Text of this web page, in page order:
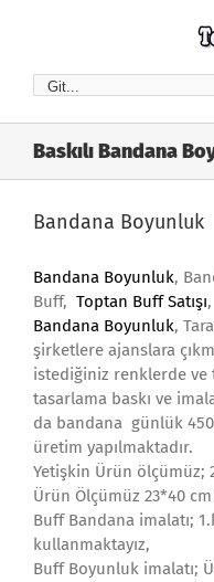
Git...
Baskılı Bandana
Bandana Boyunluk
Bandana Boyunluk,
Buff, Toptan Buff Satışı,
Bandana Boyunluk,
şirketlere ajanslara
istediğiniz renklerde
tasarlama baskı ve
da bandana günlük
üretim yapılmaktadır.
Yetişkin Ürün ölçümüz;
Ürün Ölçümüz 23*40
Buff Bandana imalatı;
kullanmaktayız,
Buff Boyunluk imalatı;